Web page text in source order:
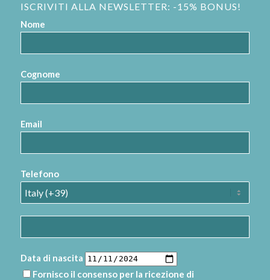
ISCRIVITI ALLA NEWSLETTER: -15% BONUS!
Nome
Cognome
Email
Telefono
Data di nascita
Fornisco il consenso per la ricezione di